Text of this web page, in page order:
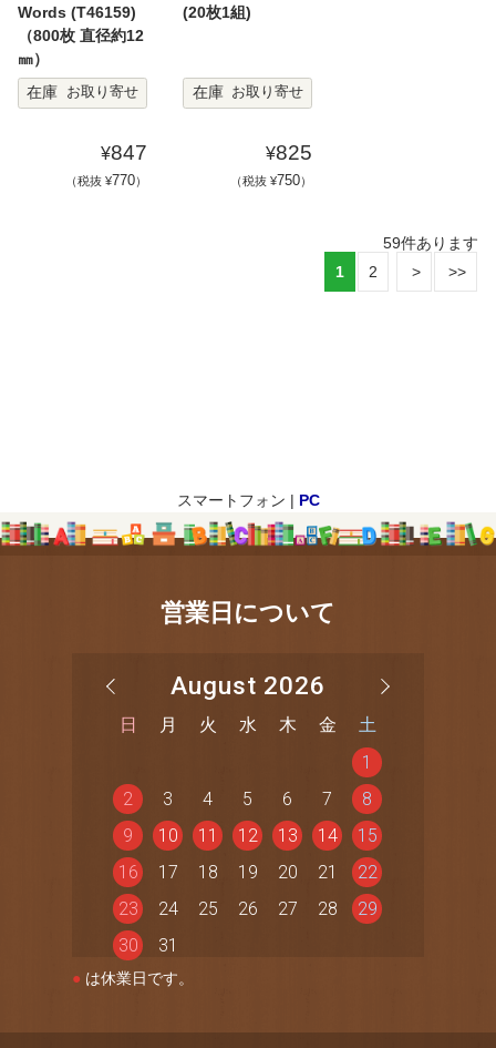
Words (T46159)
（800枚 直径約12
㎜）
在庫
お取り寄せ
¥847
（税抜 ¥770）
(20枚1組)
在庫 お取り寄せ
¥825
（税抜 ¥750）
59件あります
1
2
スマートフォン | PC
営業日について
August 2026
日 月 火 水 木 金
土
1
2
3 4 5 6 7
8
9
10 11 12 13 14
15
16
17 18 19 20 21
22
23
24 25 26 27 28
29
30
31
● は休業日です。